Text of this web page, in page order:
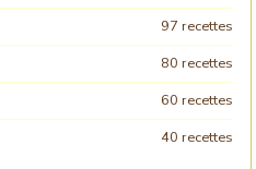
97 recettes
80 recettes
60 recettes
40 recettes